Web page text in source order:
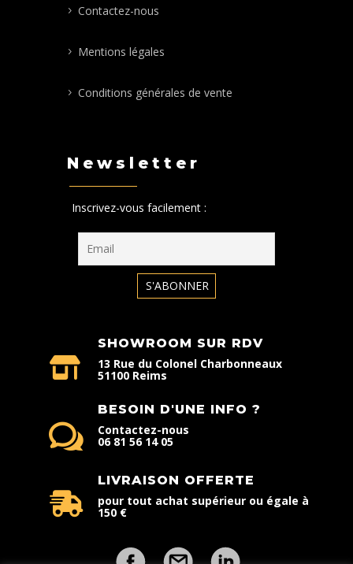
Contactez-nous
Mentions légales
Conditions générales de vente
Newsletter
Inscrivez-vous facilement :
SHOWROOM SUR RDV
13 Rue du Colonel Charbonneaux
51100 Reims
BESOIN D'UNE INFO ?
Contactez-nous
06 81 56 14 05
LIVRAISON OFFERTE
pour tout achat supérieur ou égale à
150 €